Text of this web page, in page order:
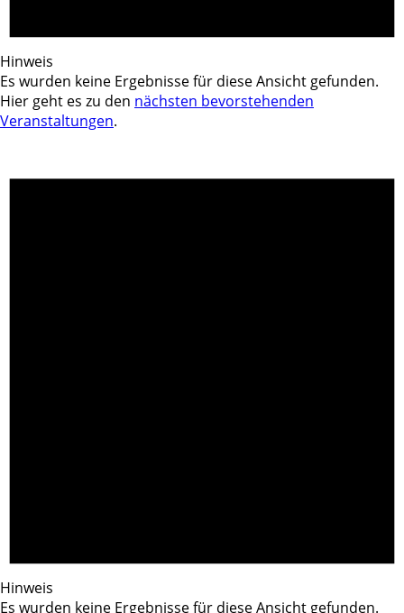
Hinweis
Es wurden keine Ergebnisse für diese Ansicht gefunden.
Hier geht es zu den nächsten bevorstehenden
Veranstaltungen.
Hinweis
Es wurden keine Ergebnisse für diese Ansicht gefunden.